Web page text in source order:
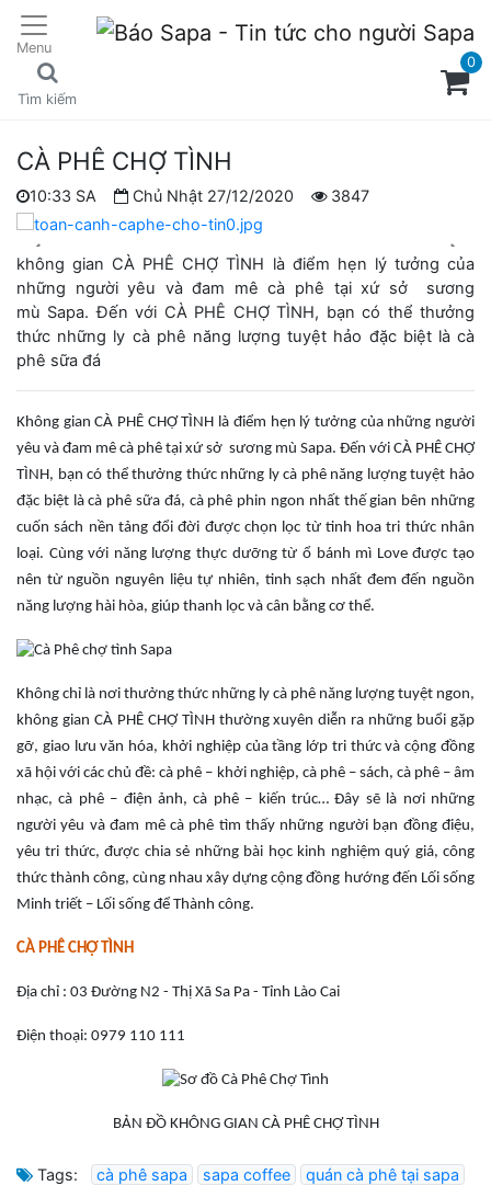
Menu
Tìm kiếm
0
CÀ PHÊ CHỢ TÌNH
10:33 SA Chủ Nhật 27/12/2020 3847
không gian CÀ PHÊ CHỢ TÌNH là điểm hẹn lý tưởng của
những người yêu và đam mê cà phê tại xứ sở sương
mù Sapa. Đến với CÀ PHÊ CHỢ TÌNH, bạn có thể thưởng
thức những ly cà phê năng lượng tuyệt hảo đặc biệt là cà
phê sữa đá
Không gian CÀ PHÊ CHỢ TÌNH là điểm hẹn lý tưởng của những người
yêu và đam mê cà phê tại xứ sở sương mù Sapa. Đến với CÀ PHÊ CHỢ
TÌNH, bạn có thể thưởng thức những ly cà phê năng lượng tuyệt hảo
đặc biệt là cà phê sữa đá, cà phê phin ngon nhất thế gian bên những
cuốn sách nền tảng đổi đời được chọn lọc từ tinh hoa tri thức nhân
loại. Cùng với năng lượng thực dưỡng từ ổ bánh mì Love được tạo
nên từ nguồn nguyên liệu tự nhiên, tinh sạch nhất đem đến nguồn
năng lượng hài hòa, giúp thanh lọc và cân bằng cơ thể.
Không chỉ là nơi thưởng thức những ly cà phê năng lượng tuyệt ngon,
không gian CÀ PHÊ CHỢ TÌNH thường xuyên diễn ra những buổi gặp
gỡ, giao lưu văn hóa, khởi nghiệp của tầng lớp tri thức và cộng đồng
xã hội với các chủ đề: cà phê – khởi nghiệp, cà phê – sách, cà phê – âm
nhạc, cà phê – điện ảnh, cà phê – kiến trúc… Đây sẽ là nơi những
người yêu và đam mê cà phê tìm thấy những người bạn đồng điệu,
yêu tri thức, được chia sẻ những bài học kinh nghiệm quý giá, công
thức thành công, cùng nhau xây dựng cộng đồng hướng đến Lối sống
Minh triết – Lối sống để Thành công.
CÀ PHÊ CHỢ TÌNH
Địa chỉ : 03 Đường N2 - Thị Xã Sa Pa - Tỉnh Lào Cai
Điện thoại: 0979 110 111
BẢN ĐỒ KHÔNG GIAN CÀ PHÊ CHỢ TÌNH
Tags: cà phê sapa sapa coffee quán cà phê tại sapa